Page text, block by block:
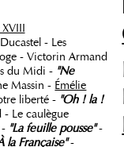
- Les
- Victorin Armand
du Midi - "Ne
Massin - Émélie
liberté - "Oh ! la !
Le caulègue
"La feuille pousse"-
la Française"-